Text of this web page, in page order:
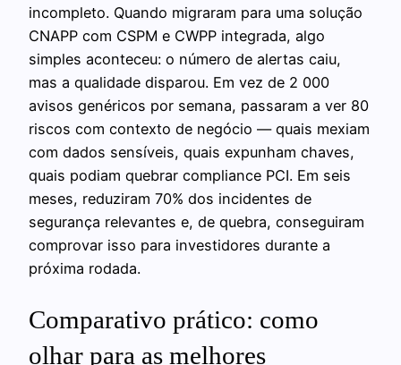
incompleto. Quando migraram para uma solução
CNAPP com CSPM e CWPP integrada, algo
simples aconteceu: o número de alertas caiu,
mas a qualidade disparou. Em vez de 2 000
avisos genéricos por semana, passaram a ver 80
riscos com contexto de negócio — quais mexiam
com dados sensíveis, quais expunham chaves,
quais podiam quebrar compliance PCI. Em seis
meses, reduziram 70% dos incidentes de
segurança relevantes e, de quebra, conseguiram
comprovar isso para investidores durante a
próxima rodada.
Comparativo prático: como
olhar para as melhores